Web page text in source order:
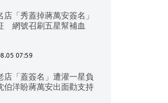
店「秀蓋掉蔣萬安簽名」
網號召刷五星幫補血
07:59
店「蓋簽名」遭灌一星負
洋盼蔣萬安出面勸支持